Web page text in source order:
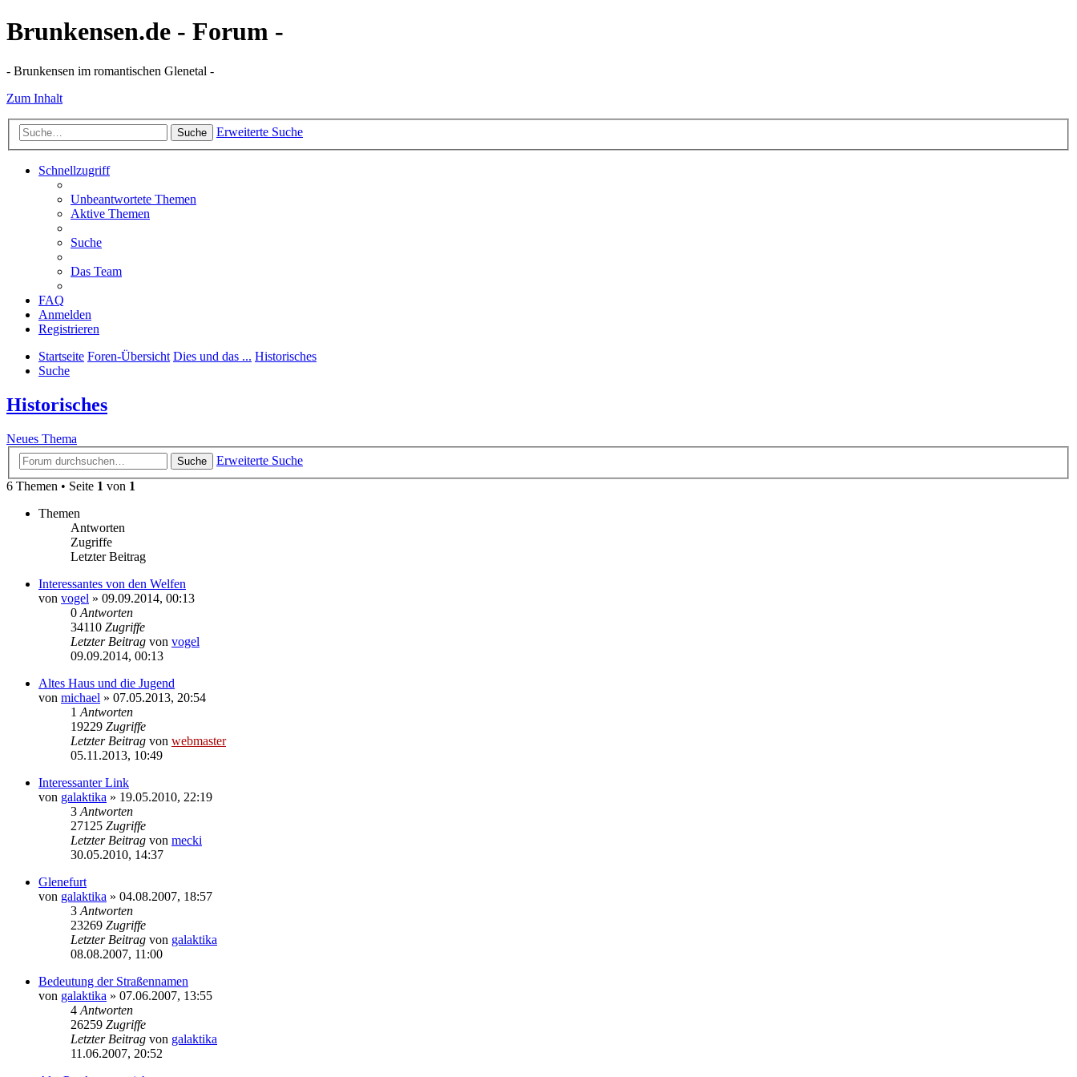
Brunkensen.de - Forum -
- Brunkensen im romantischen Glenetal -
Zum Inhalt
Suche Erweiterte Suche
Schnellzugriff
Unbeantwortete Themen
Aktive Themen
Suche
Das Team
FAQ
Anmelden
Registrieren
Startseite Foren-Übersicht Dies und das ... Historisches
Suche
Historisches
Neues Thema
Suche
Erweiterte Suche
6 Themen • Seite 1 von 1
Themen
Antworten
Zugriffe
Letzter Beitrag
Interessantes von den Welfen
von vogel » 09.09.2014, 00:13
0 Antworten
34110 Zugriffe
Letzter Beitrag von vogel
09.09.2014, 00:13
Altes Haus und die Jugend
von michael » 07.05.2013, 20:54
1 Antworten
19229 Zugriffe
Letzter Beitrag von webmaster
05.11.2013, 10:49
Interessanter Link
von galaktika » 19.05.2010, 22:19
3 Antworten
27125 Zugriffe
Letzter Beitrag von mecki
30.05.2010, 14:37
Glenefurt
von galaktika » 04.08.2007, 18:57
3 Antworten
23269 Zugriffe
Letzter Beitrag von galaktika
08.08.2007, 11:00
Bedeutung der Straßennamen
von galaktika » 07.06.2007, 13:55
4 Antworten
26259 Zugriffe
Letzter Beitrag von galaktika
11.06.2007, 20:52